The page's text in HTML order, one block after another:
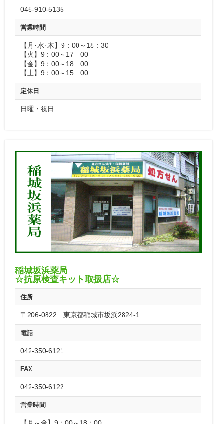
045-910-5135
営業時間
【月･水･木】9：00～18：30
【火】9：00～17：00
【金】9：00～18：00
【土】9：00～15：00
定休日
日曜・祝日
稲城坂浜薬局
☆抗原検査キット取扱店☆
住所
〒206-0822 東京都稲城市坂浜2824-1
電話
042-350-6121
FAX
042-350-6122
営業時間